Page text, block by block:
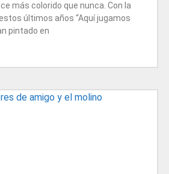
más colorido que nunca. Con la
últimos años “Aquí jugamos
pintado en